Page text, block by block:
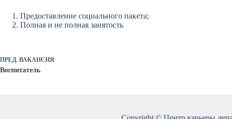
Предоставление социального пакета;
Полная и не полная занятость
ПРЕД. ВАКАНСИЯ
Воспитатель